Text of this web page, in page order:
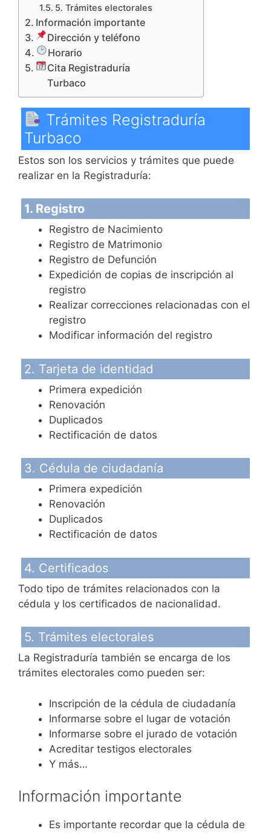
5. Trámites electorales
Información importante
Dirección y teléfono
Horario
Cita Registraduría
Turbaco
Trámites Registraduría
Turbaco
Estos son los servicios y trámites que puede
realizar en la Registraduría:
1. Registro
Registro de Nacimiento
Registro de Matrimonio
Registro de Defunción
Expedición de copias de inscripción al
registro
Realizar correcciones relacionadas con el
registro
Modificar información del registro
2. Tarjeta de identidad
Primera expedición
Renovación
Duplicados
Rectificación de datos
3. Cédula de ciudadanía
Primera expedición
Renovación
Duplicados
Rectificación de datos
4. Certificados
Todo tipo de trámites relacionados con la
cédula y los certificados de nacionalidad.
5. Trámites electorales
La Registraduría también se encarga de los
trámites electorales como pueden ser:
Inscripción de la cédula de ciudadanía
Informarse sobre el lugar de votación
Informarse sobre el jurado de votación
Acreditar testigos electorales
Y más…
Información importante
Es importante recordar que la cédula de